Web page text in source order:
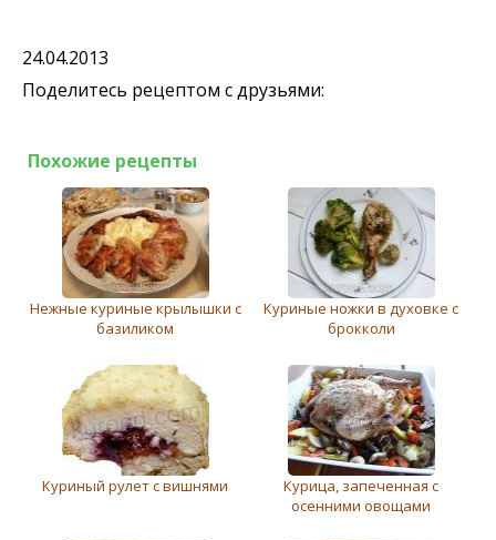
24.04.2013
Поделитесь рецептом с друзьями:
Похожие рецепты
Нежные куриные крылышки с
базиликом
Куриные ножки в духовке с
брокколи
Куриный рулет с вишнями
Курица, запеченная с
осенними овощами